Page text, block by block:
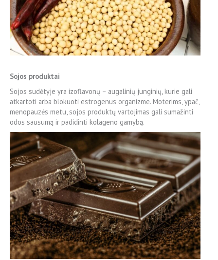
Sojos produktai
Sojos sudėtyje yra izoflavonų – augalinių junginių, kurie gali
atkartoti arba blokuoti estrogenus organizme. Moterims, ypač,
menopauzės metu, sojos produktų vartojimas gali sumažinti
odos sausumą ir padidinti kolageno gamybą.